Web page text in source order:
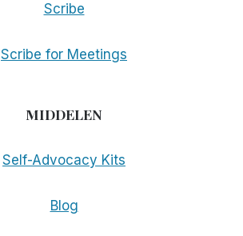
Scribe
Scribe for Meetings
MIDDELEN
Self-Advocacy Kits
Blog